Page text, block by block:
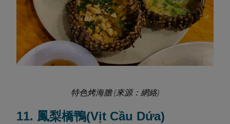
特色烤海膽 (來源：網絡)
11. 鳳梨橋鴨(Vịt Cầu Dứa)